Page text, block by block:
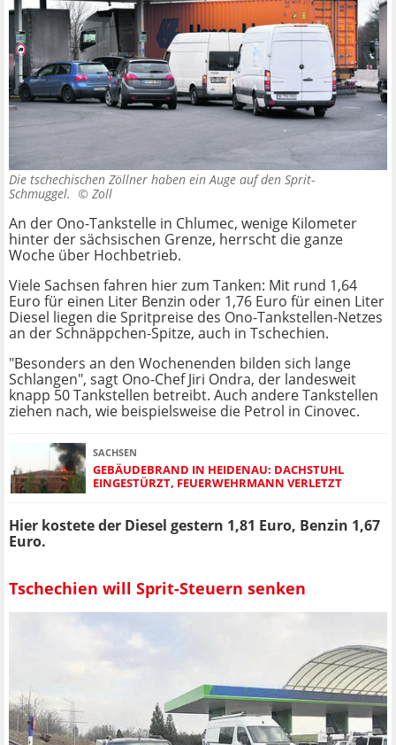
Die tschechischen Zöllner haben ein Auge auf den Sprit-
Schmuggel. © Zoll
An der Ono-Tankstelle in Chlumec, wenige Kilometer
hinter der sächsischen Grenze, herrscht die ganze
Woche über Hochbetrieb.
Viele Sachsen fahren hier zum Tanken: Mit rund 1,64
Euro für einen Liter Benzin oder 1,76 Euro für einen Liter
Diesel liegen die Spritpreise des Ono-Tankstellen-Netzes
an der Schnäppchen-Spitze, auch in Tschechien.
"Besonders an den Wochenenden bilden sich lange
Schlangen", sagt Ono-Chef Jiri Ondra, der landesweit
knapp 50 Tankstellen betreibt. Auch andere Tankstellen
ziehen nach, wie beispielsweise die Petrol in Cinovec.
SACHSEN
GEBÄUDEBRAND IN HEIDENAU: DACHSTUHL
EINGESTÜRZT, FEUERWEHRMANN VERLETZT
Hier kostete der Diesel gestern 1,81 Euro, Benzin 1,67
Euro.
Tschechien will Sprit-Steuern senken